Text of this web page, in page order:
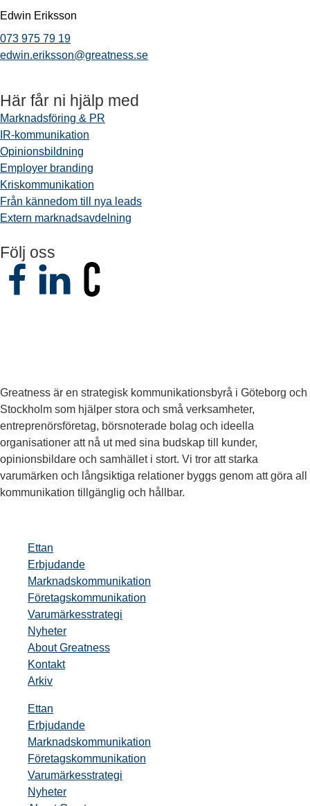
Edwin Eriksson
073 975 79 19
edwin.eriksson@greatness.se
Här får ni hjälp med
Marknadsföring & PR
IR-kommunikation
Opinionsbildning
Employer branding
Kriskommunikation
Från kännedom till nya leads
Extern marknadsavdelning
Följ oss
Greatness är en strategisk kommunikationsbyrå i Göteborg och
Stockholm som hjälper stora och små verksamheter,
entreprenörsföretag, börsnoterade bolag och ideella
organisationer att nå ut med sina budskap till kunder,
opinionsbildare och samhället i stort. Vi tror att starka
varumärken och långsiktiga relationer byggs genom att göra all
kommunikation tillgänglig och hållbar.
Ettan
Erbjudande
Marknadskommunikation
Företagskommunikation
Varumärkesstrategi
Nyheter
About Greatness
Kontakt
Arkiv
Ettan
Erbjudande
Marknadskommunikation
Företagskommunikation
Varumärkesstrategi
Nyheter